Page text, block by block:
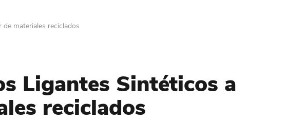
materiales reciclados
Ligantes Sintéticos a
reciclados